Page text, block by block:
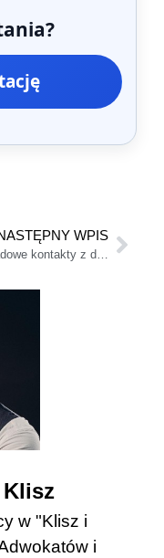
WPIS
Przykładowe kontakty z dzieckiem po rozwodzie
w "Klisz i
i